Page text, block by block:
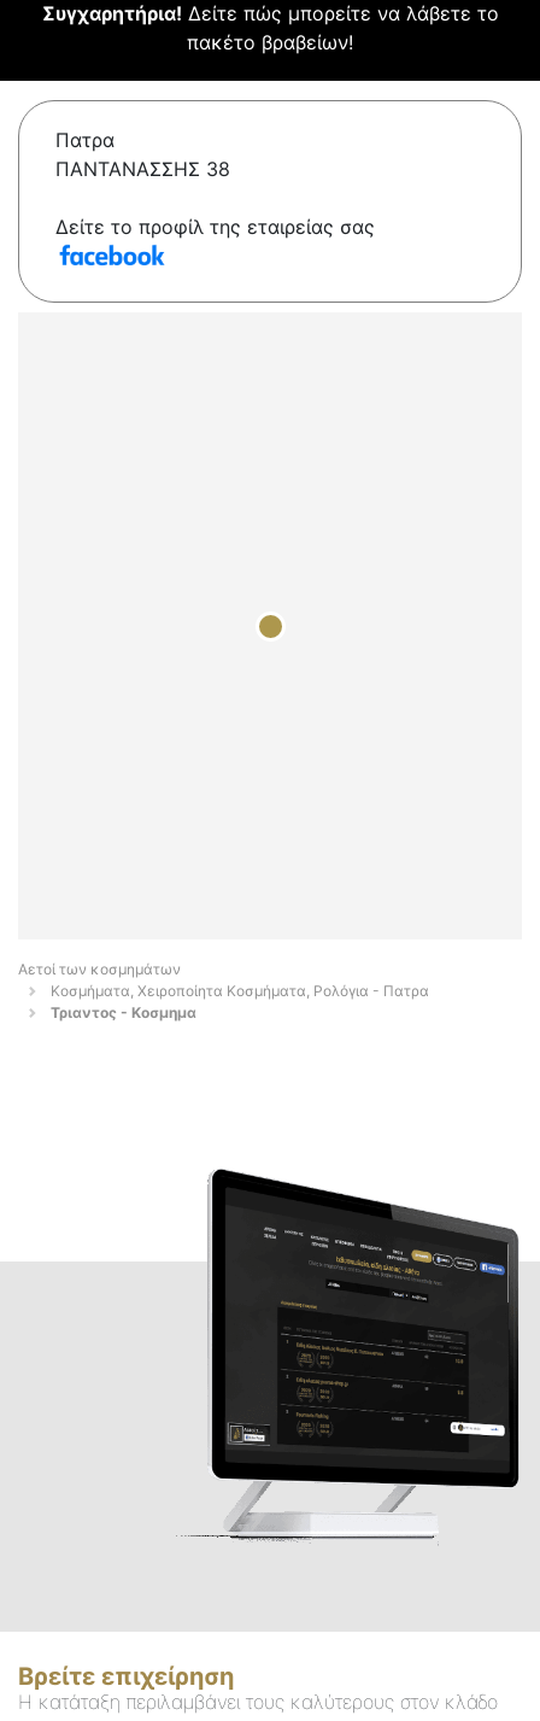
Συγχαρητήρια! Δείτε πώς μπορείτε να λάβετε το
πακέτο βραβείων!
Πατρα
ΠΑΝΤΑΝΑΣΣΗΣ 38
Δείτε το προφίλ της εταιρείας σας
Αετοί των κοσμημάτων
Κοσμήματα, Χειροποίητα Κοσμήματα, Ρολόγια - Πατρα
Τριαντος - Κοσμημα
Βρείτε επιχείρηση
Η κατάταξη περιλαμβάνει τους καλύτερους στον κλάδο